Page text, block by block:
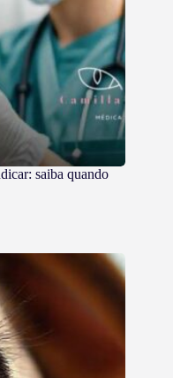
saiba quando